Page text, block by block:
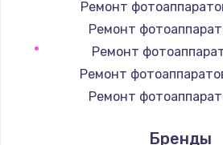
Заказать
Ремонт
Ремонт
Ремонт
Ремонт
Ремонт
Ремонт
Бренды